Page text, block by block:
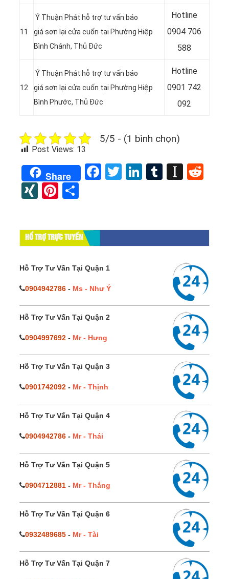
11
Ý Thuận Phát hỗ trợ tư vấn báo
giá sơn lại cửa cuốn tại Phường Hiệp
Bình Chánh, Thủ Đức
Hotline
0904 706
588
12
Ý Thuận Phát hỗ trợ tư vấn báo
giá sơn lại cửa cuốn tại Phường Hiệp
Bình Phước, Thủ Đức
Hotline
0901 742
092
5/5 - (1 bình chọn)
Post Views: 13
Share Facebook
TwitterLinkedIn
Tumblr
XINGPinterest
HỔ TRỢ TRỰC TUYẾN
Hỗ Trợ Tư Vấn Tại Quận 1
0904942786 - Ms - Như Ý
Hỗ Trợ Tư Vấn Tại Quận 2
0904997692 - Mr - Hưng
Hỗ Trợ Tư Vấn Tại Quận 3
0901742092 - Mr - Thịnh
Hỗ Trợ Tư Vấn Tại Quận 4
0904942786 - Mr - Thái
Hỗ Trợ Tư Vấn Tại Quận 5
0904712881 - Mr - Thắng
Hỗ Trợ Tư Vấn Tại Quận 6
0932489685 - Mr - Tài
Hỗ Trợ Tư Vấn Tại Quận 7